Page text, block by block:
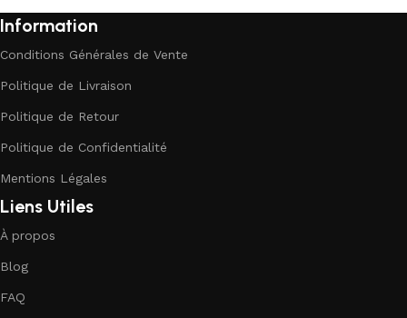
Information
Conditions Générales de Vente
Politique de Livraison
Politique de Retour
Politique de Confidentialité
Mentions Légales
Liens Utiles
À propos
Blog
FAQ